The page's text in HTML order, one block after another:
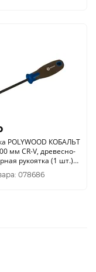
POLYWOOD КОБАЛЬТ
CR-V, древесно-
рукоятка (1 шт.)
151
078686